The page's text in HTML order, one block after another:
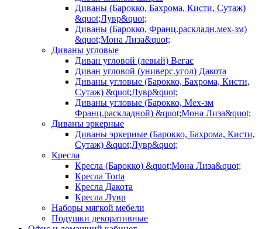
Диваны (Барокко, Бахрома, Кисти, Сутаж)
&quot;Лувр&quot;
Диваны (Барокко, Франц.раскладн.мех-зм)
&quot;Мона Лиза&quot;
Диваны угловые
Диван угловой (левый) Вегас
Диван угловой (универс.угол) Дакота
Диваны угловые (Барокко, Бахрома, Кисти,
Сутаж) &quot;Лувр&quot;
Диваны угловые (Барокко, Мех-зм
Франц.раскладной) &quot;Мона Лиза&quot;
Диваны эркерные
Диваны эркерные (Барокко, Бахрома, Кисти,
Сутаж) &quot;Лувр&quot;
Кресла
Кресла (Барокко) &quot;Мона Лиза&quot;
Кресла Torta
Кресла Дакота
Кресла Лувр
Наборы мягкой мебели
Подушки декоративные